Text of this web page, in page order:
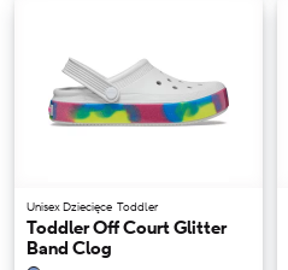
Unisex Dziecięce Toddler
Toddler Off Court Glitter
Band Clog